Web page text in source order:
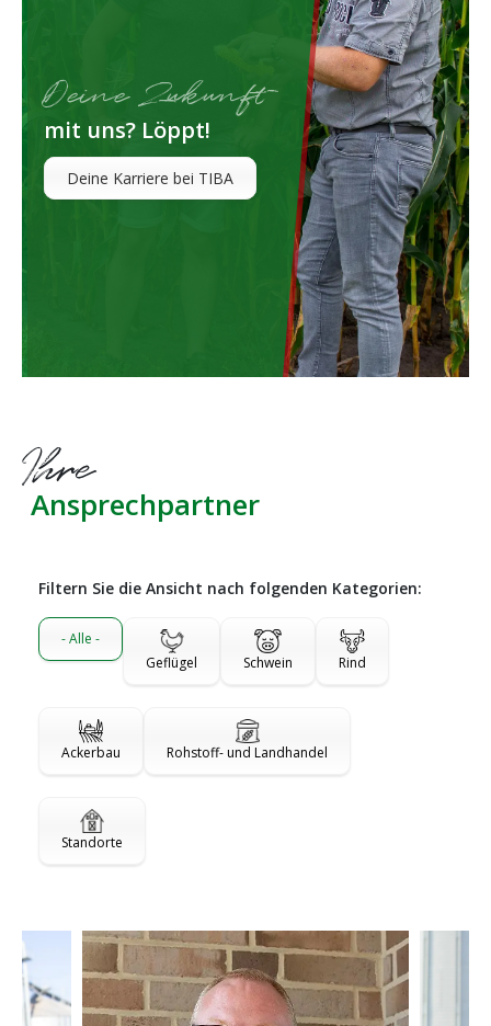
Deine Zukunft
mit uns? Löppt!
Deine Karriere bei TIBA
Ihre
Ansprechpartner
Filtern Sie die Ansicht nach folgenden Kategorien:
- Alle -
Geflügel
Schwein Rind
Ackerbau Rohstoff- und Landhandel
Standorte